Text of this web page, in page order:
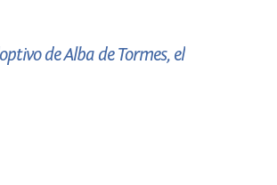
de Alba de Tormes, el